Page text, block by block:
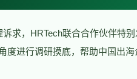
求，HRTech联合合作伙伴特
度进行调研摸底，帮助中国出